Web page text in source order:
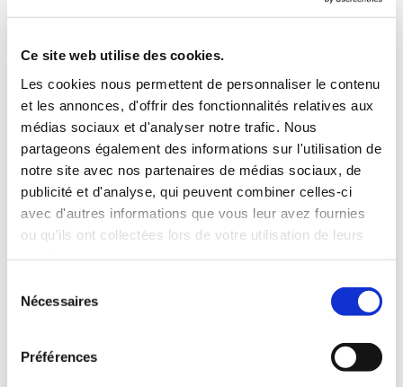
Ce site web utilise des cookies.
Les cookies nous permettent de personnaliser le contenu
et les annonces, d'offrir des fonctionnalités relatives aux
médias sociaux et d'analyser notre trafic. Nous
partageons également des informations sur l'utilisation de
notre site avec nos partenaires de médias sociaux, de
publicité et d'analyse, qui peuvent combiner celles-ci
avec d'autres informations que vous leur avez fournies
ou qu'ils ont collectées lors de votre utilisation de leurs
Nécessaires
Préférences
À présent, notre réputation n'est plus à faire et nous
suivants :
installation d'appareil électroménager pose libre
et intégrable (lave vaisselle, lave linge, four, table
de cuisson...)
réparation, vente et installation de chauffe-eau
électrique et radiateur électrique.
vente et installation de système de ventilation /
VMC
vente de pièces détachées et d'accessoires (sacs,
expérience, nous amène à intervenir pour l'entretien, la
réparation et la vente de petit CHR (lave vaisselle